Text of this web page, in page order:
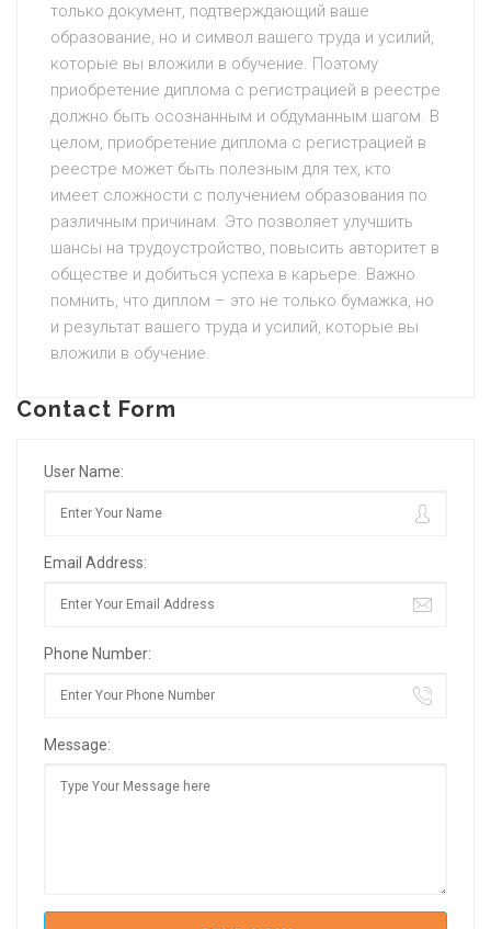
только документ, подтверждающий ваше
образование, но и символ вашего труда и усилий,
которые вы вложили в обучение. Поэтому
приобретение диплома с регистрацией в реестре
должно быть осознанным и обдуманным шагом. В
целом, приобретение диплома с регистрацией в
реестре может быть полезным для тех, кто
имеет сложности с получением образования по
различным причинам. Это позволяет улучшить
шансы на трудоустройство, повысить авторитет в
обществе и добиться успеха в карьере. Важно
помнить, что диплом – это не только бумажка, но
и результат вашего труда и усилий, которые вы
вложили в обучение.
Contact Form
User Name:
Email Address:
Phone Number:
Message: